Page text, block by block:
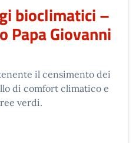
bioclimatici –
Papa Giovanni
il censimento dei
di comfort climatico e
verdi.
RIFUGI BIOCLIMATICI –